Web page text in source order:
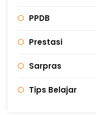
PPDB
Prestasi
Sarpras
Tips Belajar